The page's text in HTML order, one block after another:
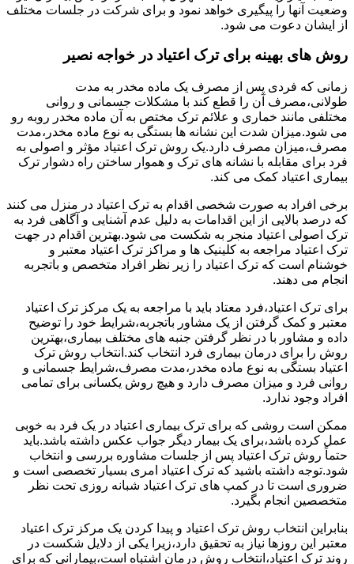
وضعیت آنها را پیگیری خواهد نمود و برای شرکت در جلسات مختلف
از ایشان دعوت می شود.
روش های بهینه برای ترک اعتیاد در خواجه نصیر
زمانی که فردی پس از مصرف یک ماده مخدر به مدت
طولانی،مصرف آن را قطع کند با مشکلات جسمانی و روانی
مختلفی مانند خماری و علائم ترک مختص به آن ماده مخدر روبه رو
می شود.میزان شدت این نشانه ها بستگی به نوع ماده مخدر،مدت
مصرف،میزان مصرف دارد.یک روش ترک اعتیاد مؤثر و اصولی به
فرد برای مقابله با نشانه های ترک و هموار ساختن راه دشوار ترک
بیماری اعتیاد کمک می کند.
برخی افراد به صورت شخصی اقدام به ترک اعتیاد در منزل می کنند
که درصد بالایی از این اقدامات به دلیل عدم آشنایی و آگاهی فرد به
ترک اصولی اعتیاد منجر به شکست می شود.بهترین اقدام در جهت
ترک اعتیاد مراجعه به کلینیک ها و مراکز ترک اعتیاد معتبر و
خوشنام است که ترک اعتیاد را زیر نظر افراد متخصص و باتجربه
انجام می دهند.
برای ترک اعتیاد،فرد معتاد باید با مراجعه به یک مرکز ترک اعتیاد
معتبر و کمک گرفتن از یک مشاور باتجربه،شرایط خود را توضیح
داده و مشاور با در نظر گرفتن جنبه های مختلف بیماری،بهترین
روش را برای درمان بیماری فرد انتخاب کند.انتخاب روش ترک
اعتیاد بستگی به نوع ماده مخدر،مدت مصرف،شرایط جسمانی و
روانی فرد و میزان مصرف دارد و هیچ روش یکسانی برای تمامی
افراد وجود ندارد.
ممکن است روشی که برای ترک بیماری اعتیاد در یک فرد به خوبی
عمل کرده باشد،برای یک بیمار دیگر جواب عکس داشته باشد.باید
حتماً روش ترک اعتیاد پس از جلسات مشاوره بررسی و انتخاب
شود.توجه داشته باشید که ترک اعتیاد امری بسیار تخصصی است و
ضروری است تا در کمپ های ترک اعتیاد شبانه روزی تحت نظر
متخصصین انجام بگیرد.
بنابراین انتخاب روش ترک اعتیاد و پیدا کردن یک مرکز ترک اعتیاد
معتبر این روزها نیاز به تحقیق دارد،زیرا یکی از دلایل شکست در
روند ترک اعتیاد،انتخاب روش درمان اشتباه است،بیمارانی که برای